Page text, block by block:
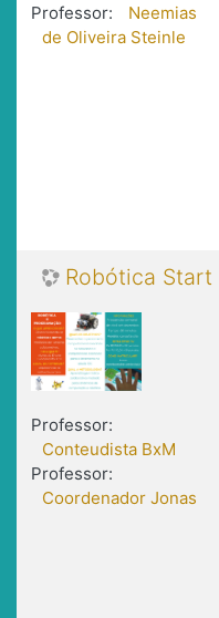
Professor:
Neemias
de Oliveira Steinle
Robótica Start
Professor:
Conteudista BxM
Professor:
Coordenador Jonas